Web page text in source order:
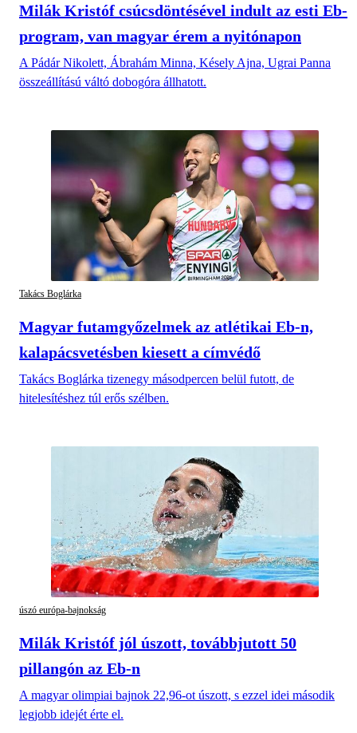
Milák Kristóf csúcsdöntésével indult az esti Eb-
program, van magyar érem a nyitónapon
A Pádár Nikolett, Ábrahám Minna, Késely Ajna, Ugrai Panna
összeállítású váltó dobogóra állhatott.
Takács Boglárka
Magyar futamgyőzelmek az atlétikai Eb-n,
kalapácsvetésben kiesett a címvédő
Takács Boglárka tizenegy másodpercen belül futott, de
hitelesítéshez túl erős szélben.
úszó európa-bajnokság
Milák Kristóf jól úszott, továbbjutott 50
pillangón az Eb-n
A magyar olimpiai bajnok 22,96-ot úszott, s ezzel idei második
legjobb idejét érte el.